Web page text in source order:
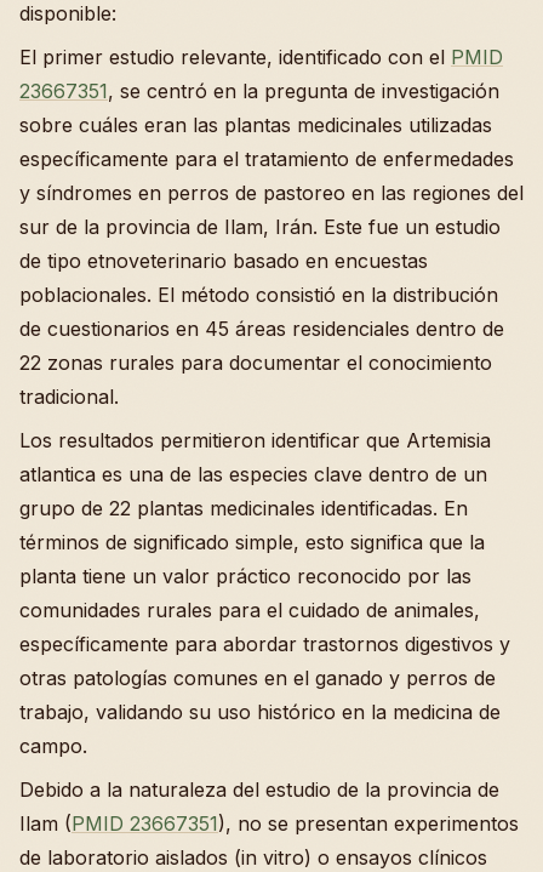
disponible:
El primer estudio relevante, identificado con el PMID
23667351, se centró en la pregunta de investigación
sobre cuáles eran las plantas medicinales utilizadas
específicamente para el tratamiento de enfermedades
y síndromes en perros de pastoreo en las regiones del
sur de la provincia de Ilam, Irán. Este fue un estudio
de tipo etnoveterinario basado en encuestas
poblacionales. El método consistió en la distribución
de cuestionarios en 45 áreas residenciales dentro de
22 zonas rurales para documentar el conocimiento
tradicional.
Los resultados permitieron identificar que Artemisia
atlantica es una de las especies clave dentro de un
grupo de 22 plantas medicinales identificadas. En
términos de significado simple, esto significa que la
planta tiene un valor práctico reconocido por las
comunidades rurales para el cuidado de animales,
específicamente para abordar trastornos digestivos y
otras patologías comunes en el ganado y perros de
trabajo, validando su uso histórico en la medicina de
campo.
Debido a la naturaleza del estudio de la provincia de
Ilam (PMID 23667351), no se presentan experimentos
de laboratorio aislados (in vitro) o ensayos clínicos